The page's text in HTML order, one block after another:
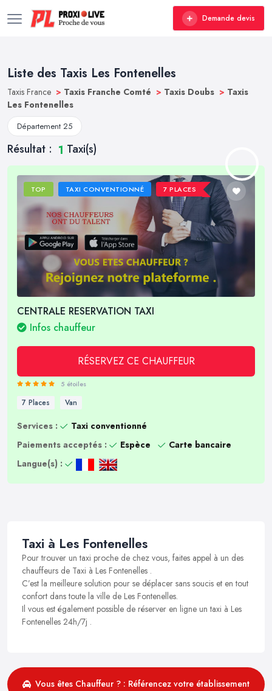
Demande devis
Liste des Taxis Les Fontenelles
Taxis France > Taxis Franche Comté > Taxis Doubs > Taxis
Les Fontenelles
Département 25
Résultat : 1 Taxi(s)
TOP TAXI CONVENTIONNÉ 7 PLACES
CENTRALE RESERVATION TAXI
Infos chauffeur
RÉSERVEZ CE CHAUFFEUR
5 étoiles
7 Places Van
Services :
Taxi conventionné
Paiements acceptés :
Espèce
Carte bancaire
Langue(s) :
Taxi à Les Fontenelles
Pour trouver un taxi proche de chez vous, faites appel à un des
chauffeurs de Taxi à Les Fontenelles .
C’est la meilleure solution pour se déplacer sans soucis et en tout
confort dans toute la ville de Les Fontenelles.
Il vous est également possible de réserver en ligne un taxi à Les
Fontenelles 24h/7j .
Vous êtes Chauffeur ? : Référencez votre établissement